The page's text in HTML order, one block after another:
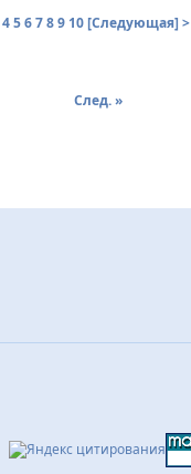
4 5 6 7 8 9 10 [Следующая] >
След. »